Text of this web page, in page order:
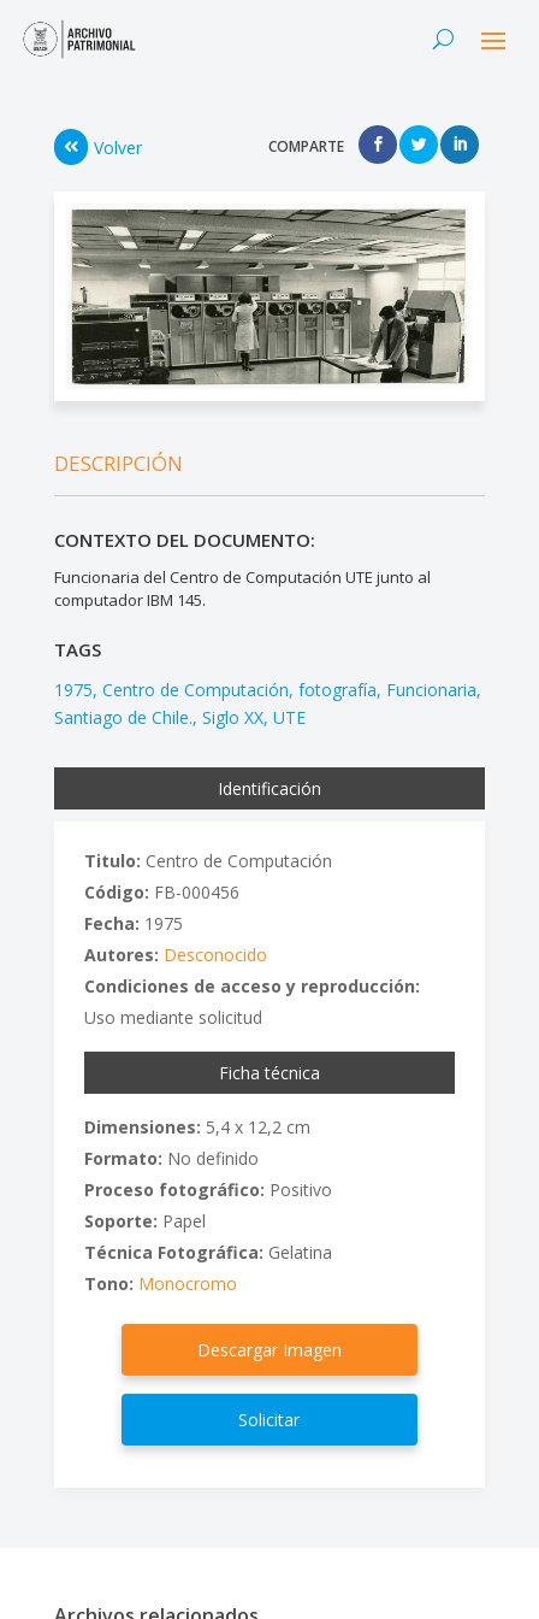
Volver COMPARTE
DESCRIPCIÓN
CONTEXTO DEL DOCUMENTO:
Funcionaria del Centro de Computación UTE junto al
computador IBM 145.
TAGS
1975 Centro de Computación fotografía Funcionaria
Santiago de Chile. Siglo XX UTE
Identificación
Titulo: Centro de Computación
Código: FB-000456
Fecha: 1975
Autores: Desconocido
Condiciones de acceso y reproducción:
Uso mediante solicitud
Ficha técnica
Dimensiones: 5,4 x 12,2 cm
Formato: No definido
Proceso fotográfico: Positivo
Soporte: Papel
Técnica Fotográfica: Gelatina
Tono: Monocromo
Descargar Imagen
Solicitar